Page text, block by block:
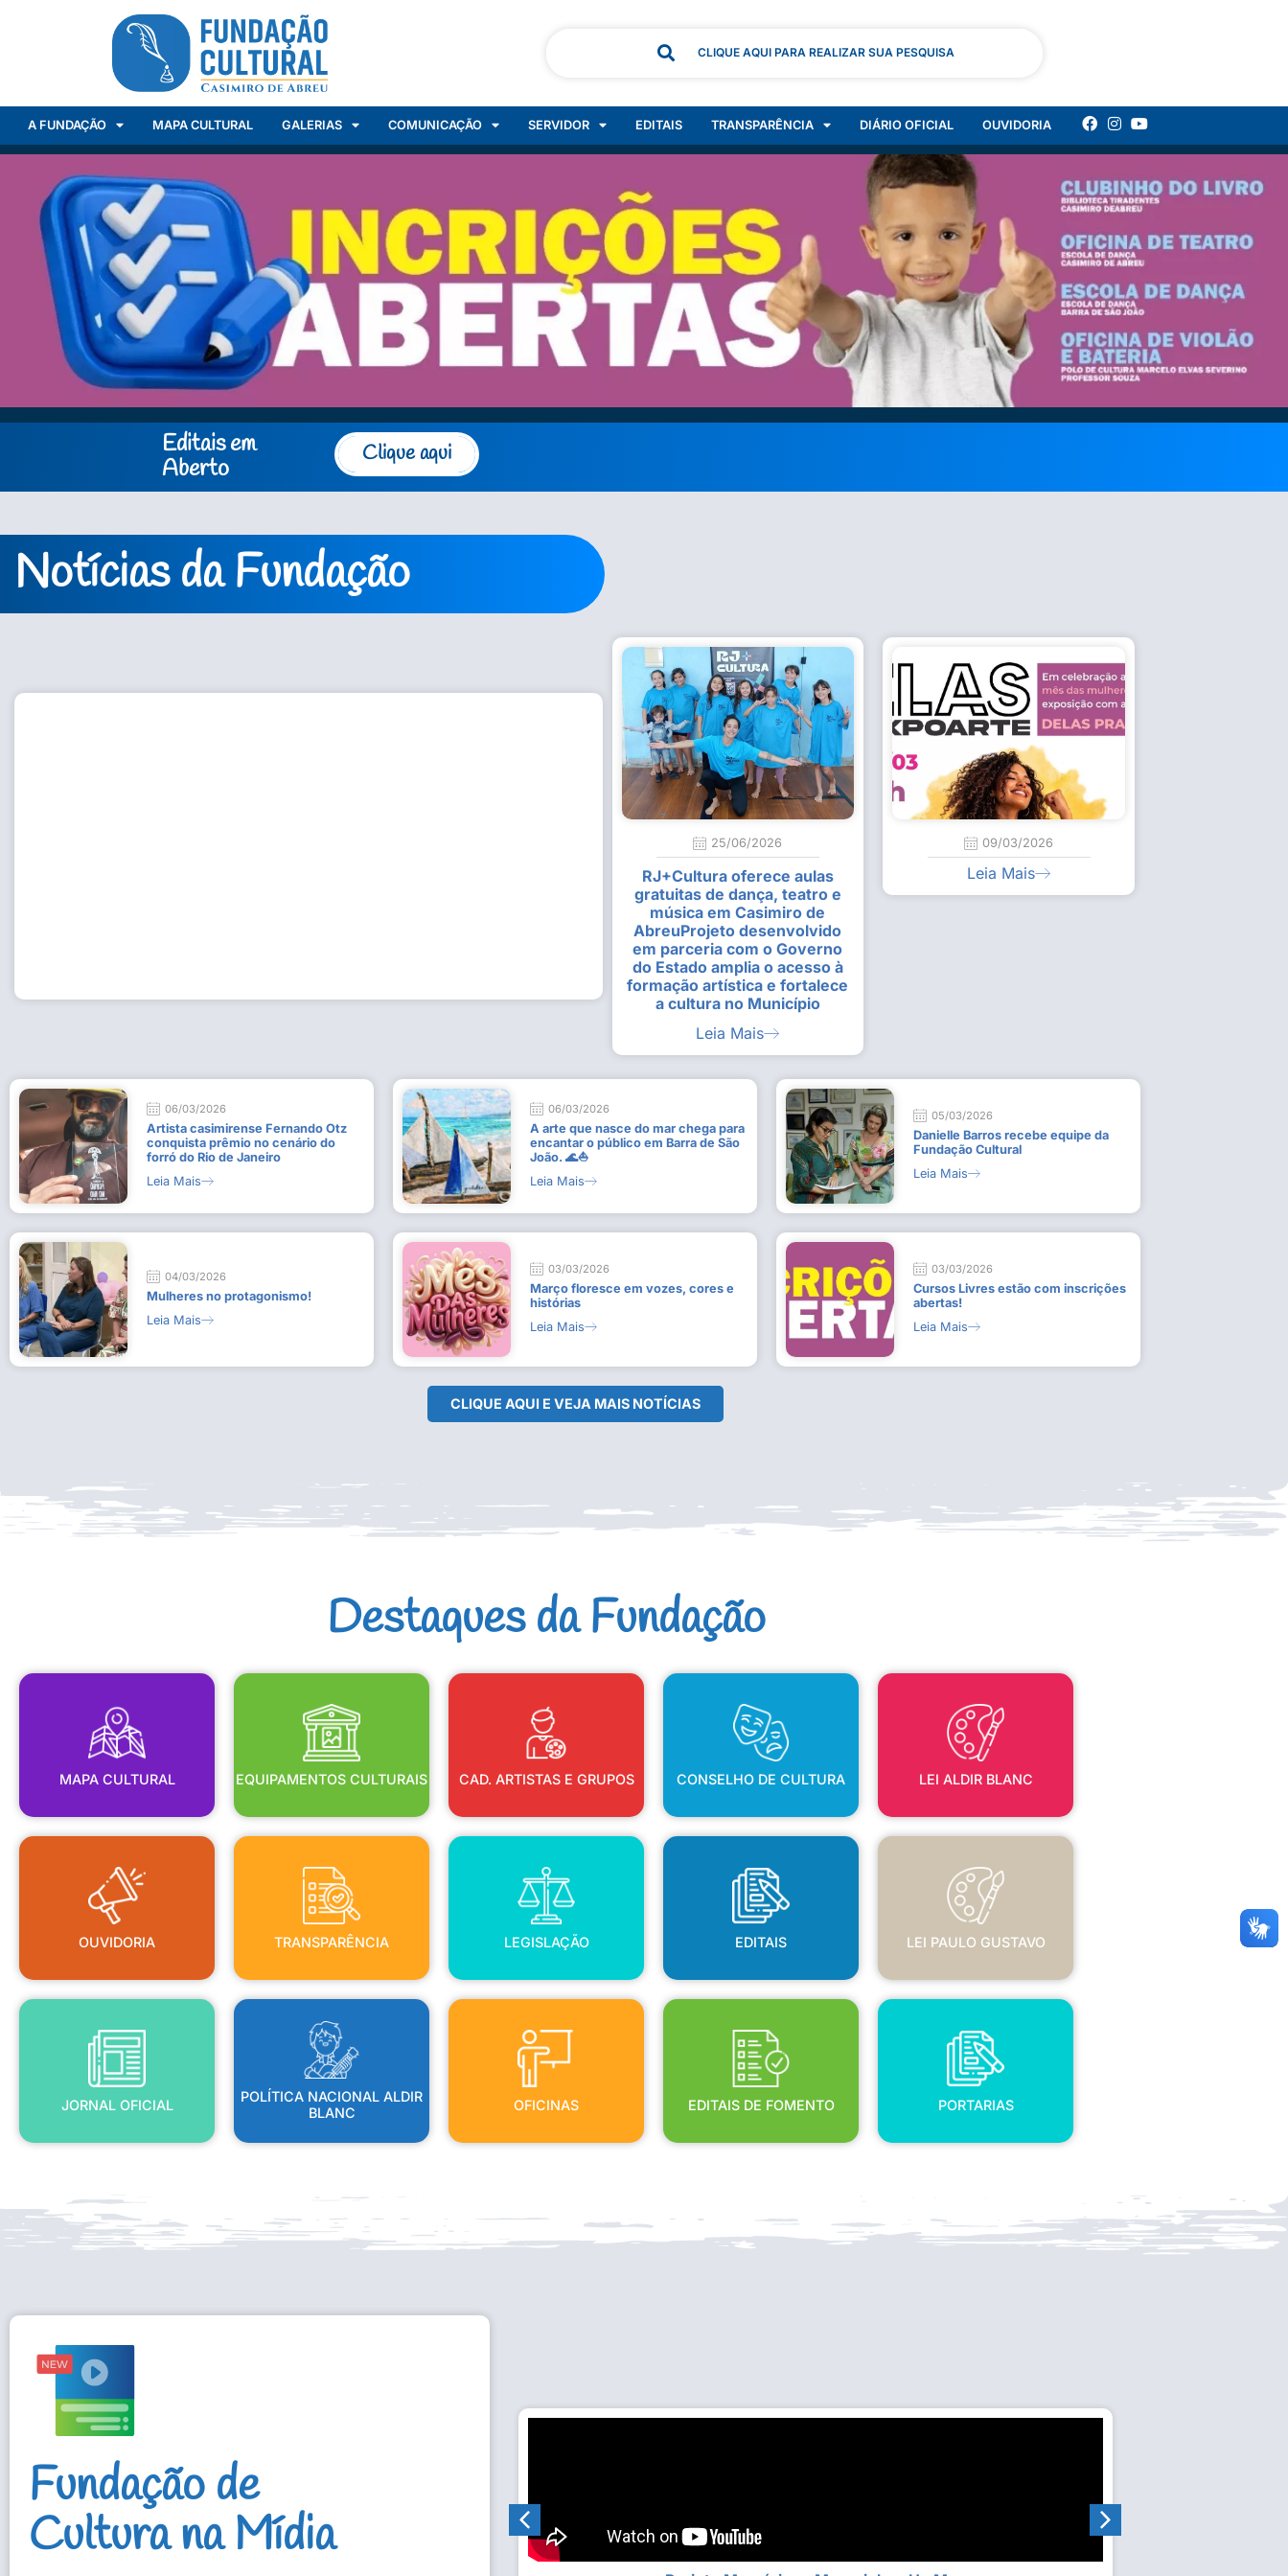
CLIQUE AQUI PARA REALIZAR SUA PESQUISA
A FUNDAÇÃO MAPA CULTURAL GALERIAS COMUNICAÇÃO SERVIDOR EDITAIS TRANSPARÊNCIA DIÁRIO OFICIAL OUVIDORIA
Editais em
Aberto
Clique aqui
Notícias da Fundação
Estudantes vivenciam experiência artística em visita guiada à exposição “Em
Busca do Divino”, em Rio Dourado
9 de julho de 2026
Leia Mais
25/06/2026
RJ+Cultura oferece aulas
gratuitas de dança, teatro e
música em Casimiro de
AbreuProjeto desenvolvido
em parceria com o Governo
do Estado amplia o acesso à
formação artística e fortalece
a cultura no Município
Leia Mais
09/03/2026
Leia Mais
06/03/2026
Artista casimirense Fernando Otz
conquista prêmio no cenário do
forró do Rio de Janeiro
Leia Mais
06/03/2026
A arte que nasce do mar chega para
encantar o público em Barra de São
João. 🌊⛵
Leia Mais
05/03/2026
Danielle Barros recebe equipe da
Fundação Cultural
Leia Mais
04/03/2026
Mulheres no protagonismo!
Leia Mais
03/03/2026
Março floresce em vozes, cores e
histórias
Leia Mais
03/03/2026
Cursos Livres estão com inscrições
abertas!
Leia Mais
CLIQUE AQUI E VEJA MAIS NOTÍCIAS
Destaques da Fundação
MAPA CULTURAL
MAPA CULTURAL
EQUIPAMENTOS CULTURAIS
EQUIPAMENTOS CULTURAIS
CAD. ARTISTAS E GRUPOS
CAD. ARTISTAS E GRUPOS
CONSELHO DE CULTURA
CONSELHO DE CULTURA
LEI ALDIR BLANC
LEI ALDIR BLANC
OUVIDORIA
OUVIDORIA
TRANSPARÊNCIA
TRANSPARÊNCIA
LEGISLAÇÃO
LEGISLAÇÃO
EDITAIS
EDITAIS
LEI PAULO GUSTAVO
LEI PAULO GUSTAVO
JORNAL OFICIAL
JORNAL OFICIAL
POLÍTICA NACIONAL ALDIR
BLANC
POLÍTICA NACIONAL ALDIR
BLANC
OFICINAS
OFICINAS
EDITAIS DE FOMENTO
EDITAIS DE FOMENTO
PORTARIAS
PORTARIAS
Fundação de
Cultura na Mídia